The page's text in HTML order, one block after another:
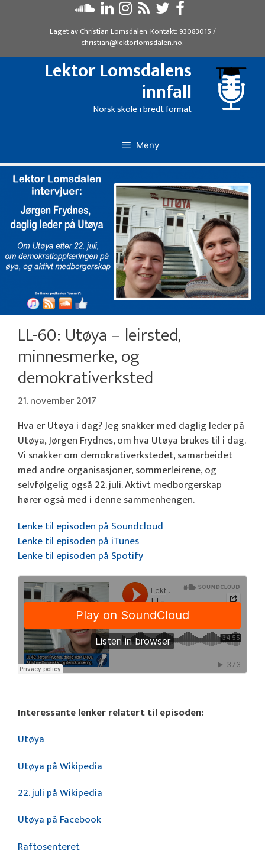
Laget avChristian Lomsdalen. Kontakt: 93083015/
christian@lektorlomsdalen.no.
Lektor Lomsdalens
innfall
Norsk skole i bredt format
Meny
LL-60: Utøya – leirsted,
minnesmerke, og
demokrativerksted
21. november 2017
Hva er Utøya i dag? Jeg snakker med daglig leder på
Utøya, Jørgen Frydnes, om hva Utøya brukes til i dag.
Vi snakker om demokrativerkstedet, samarbeidet
med andre organisasjoner, sommerleirene, og
selvfølgelig også 22. juli. Aktivt medborgerskap
hører også med i denne sammenhengen.
Lenke til episoden på Soundcloud
Lenke til episoden på iTunes
Lenke til episoden på Spotify
Interessante lenker relatert til episoden:
Utøya
Utøya på Wikipedia
22. juli på Wikipedia
Utøya på Facebook
Raftosenteret